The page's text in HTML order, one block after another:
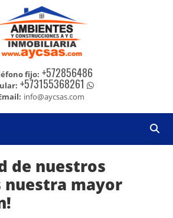
fijo: +572856486
+573155368261
info@aycsas.com
de nuestros
nuestra mayor